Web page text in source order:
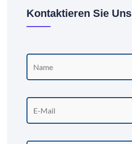
Kontaktieren Sie Uns